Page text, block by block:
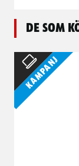
De som
Kampanj